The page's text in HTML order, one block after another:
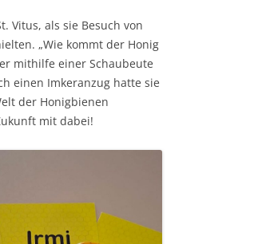
Vitus, als sie Besuch von
„Wie kommt der Honig
mithilfe einer Schaubeute
einen Imkeranzug hatte sie
der Honigbienen
mit dabei!